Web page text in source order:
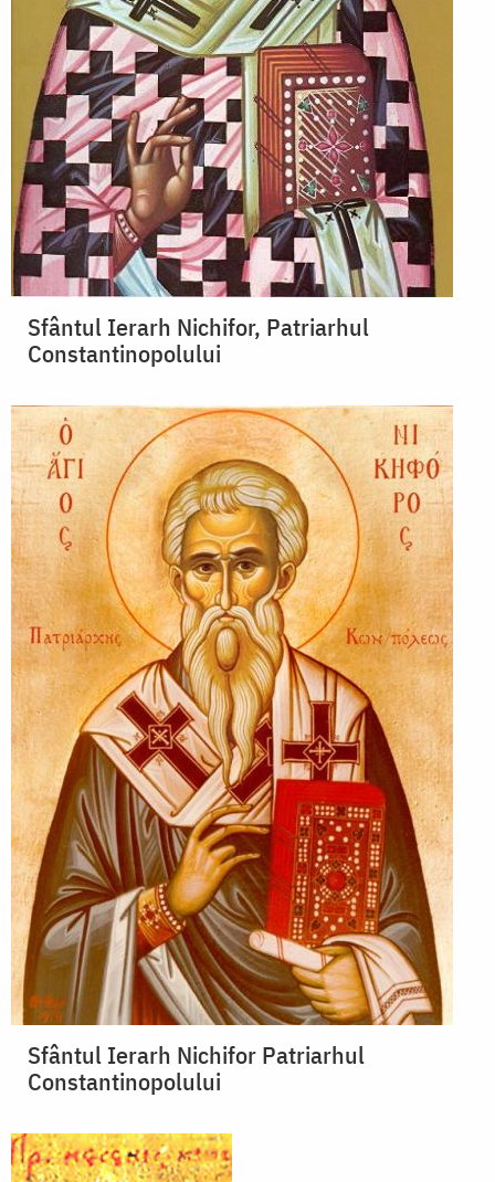
Sfântul Ierarh Nichifor, Patriarhul
Constantinopolului
Sfântul Ierarh Nichifor Patriarhul
Constantinopolului